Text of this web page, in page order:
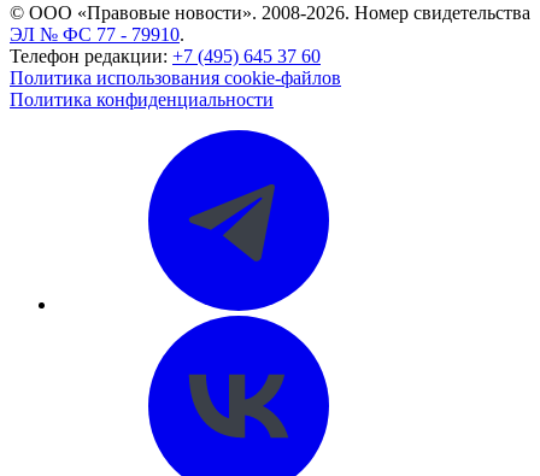
© ООО «Правовые новости». 2008-2026. Номер свидетельства
ЭЛ № ФС 77 - 79910.
Телефон редакции: +7 (495) 645 37 60
Политика использования cookie-файлов
Политика конфиденциальности